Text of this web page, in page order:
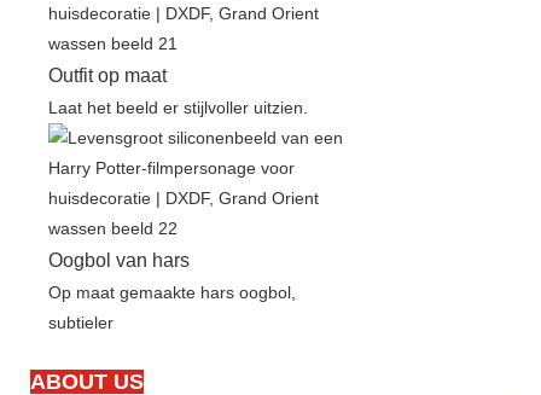
Outfit op maat
Laat het beeld er stijlvoller uitzien.
Oogbol van hars
Op maat gemaakte hars oogbol,
subtieler
ABOUT US